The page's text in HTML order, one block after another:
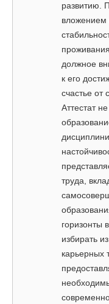
развитию.
вложением
должное
к его
счастье от
Аттестат
труда,
горизонты
избирать
карьерных